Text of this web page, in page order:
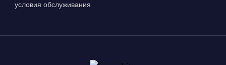
условия обслуживания